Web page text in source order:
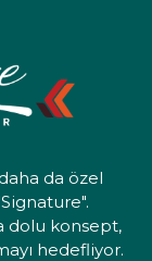
da özel
dolu konsept,
hedefliyor.